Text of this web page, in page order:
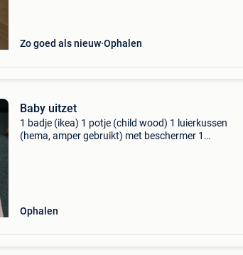
Zo goed als nieuw Ophalen
Baby uitzet
1 badje (ikea) 1 potje (child wood) 1 luierkussen
(hema, amper gebruikt) met beschermer 1
Ophalen